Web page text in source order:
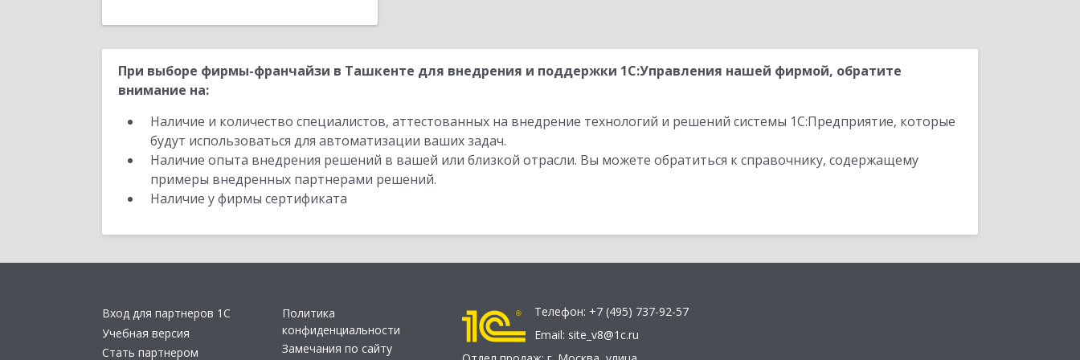
При выборе фирмы-франчайзи в Ташкенте для внедрения и поддержки 1С:Управления нашей фирмой, обратите
внимание на:
Наличие и количество специалистов, аттестованных на внедрение технологий и решений системы 1С:Предприятие, которые
будут использоваться для автоматизации ваших задач.
Наличие опыта внедрения решений в вашей или близкой отрасли. Вы можете обратиться к справочнику, содержащему
примеры внедренных партнерами решений.
Наличие у фирмы сертификата
Вход для партнеров 1С
Учебная версия
Стать партнером
Политика
конфиденциальности
Замечания по сайту
Телефон: +7 (495) 737-92-57
Email: site_v8@1c.ru